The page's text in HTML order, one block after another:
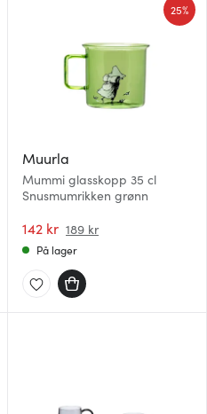
Muurla
Mummi glasskopp 35 cl
Snusmumrikken grønn
142 kr 189 kr
25%
På lager